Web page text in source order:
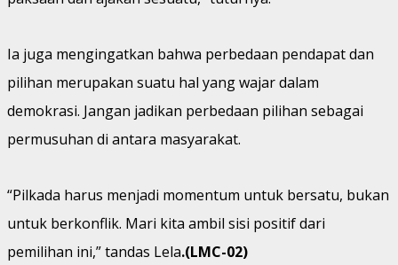
Ia juga mengingatkan bahwa perbedaan pendapat dan
pilihan merupakan suatu hal yang wajar dalam
demokrasi. Jangan jadikan perbedaan pilihan sebagai
permusuhan di antara masyarakat.
“Pilkada harus menjadi momentum untuk bersatu, bukan
untuk berkonflik. Mari kita ambil sisi positif dari
pemilihan ini,” tandas Lela.(LMC-02)